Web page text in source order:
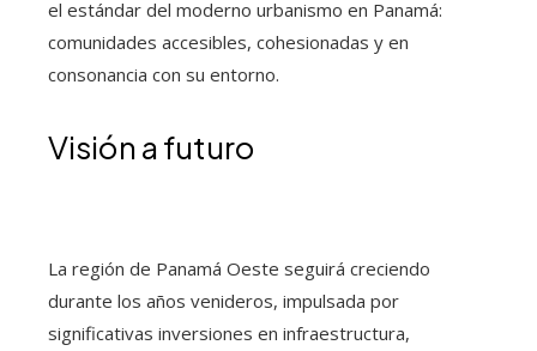
el estándar del moderno urbanismo en Panamá:
comunidades accesibles, cohesionadas y en
consonancia con su entorno.
Visión a futuro
La región de Panamá Oeste seguirá creciendo
durante los años venideros, impulsada por
significativas inversiones en infraestructura,